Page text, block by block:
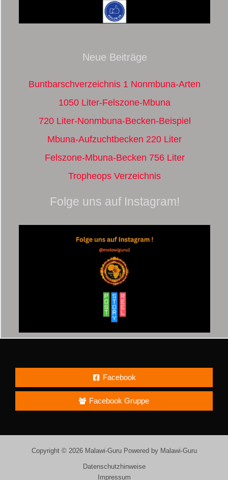
Neue Beiträge
Buntbarschverzeichnis 1 Nonmbuna-Arten
1050 Liter-Felszone-Mbuna
720 Liter-Nonmbuna-Becken-Beispiel
Mbuna-Aufzuchtbecken 220 Liter
Felszone-Mbuna-Becken 756 Liter
Tropheops Verzeichnis
Folge uns auf Instagram!
Facebook
Facebook Gruppe
Copyright © 2026 Malawi-Guru Powered by Malawi-Guru
Datenschutzhinweise
Impressum